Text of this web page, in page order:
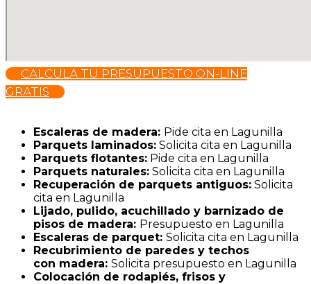
CALCULA TU PRESUPUESTO ON-LINE
GRATIS
Escaleras de madera: Pide cita en Lagunilla
Parquets laminados: Solicita cita en Lagunilla
Parquets flotantes: Pide cita en Lagunilla
Parquets naturales: Solicita cita en Lagunilla
Recuperación de parquets antiguos: Solicita
cita en Lagunilla
Lijado, pulido, acuchillado y barnizado de
pisos de madera: Presupuesto en Lagunilla
Escaleras de parquet: Solicita cita en Lagunilla
Recubrimiento de paredes y techos
con madera: Solicita presupuesto en Lagunilla
Colocación de rodapiés, frisos y